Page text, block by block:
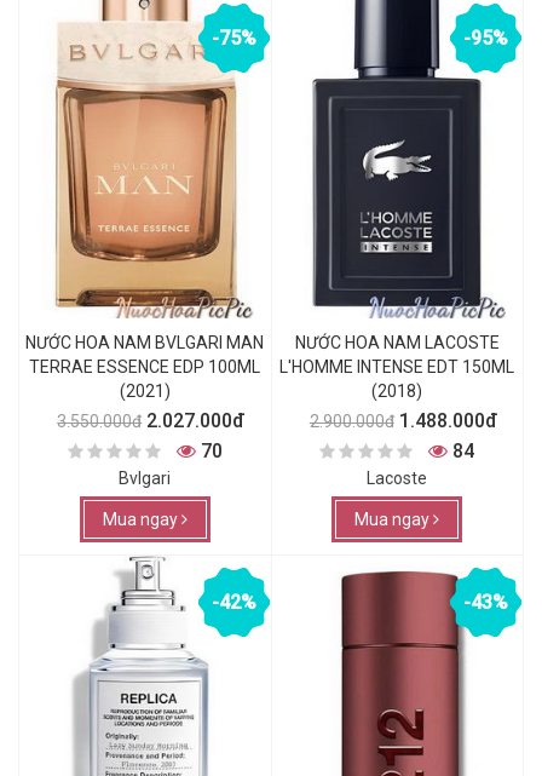
-75%
NƯỚC HOA NAM BVLGARI MAN
TERRAE ESSENCE EDP 100ML
(2021)
3.550.000đ 2.027.000đ
70
Bvlgari
Mua ngay
-95%
NƯỚC HOA NAM LACOSTE
L'HOMME INTENSE EDT 150ML
(2018)
2.900.000đ 1.488.000đ
84
Lacoste
Mua ngay
-42% -43%